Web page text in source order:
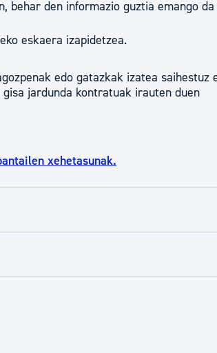
behar den informazio guztia emango da
eskaera izapidetzea.
edo gatazkak izatea saihestuz
jardunda kontratuak irauten duen
xehetasunak.